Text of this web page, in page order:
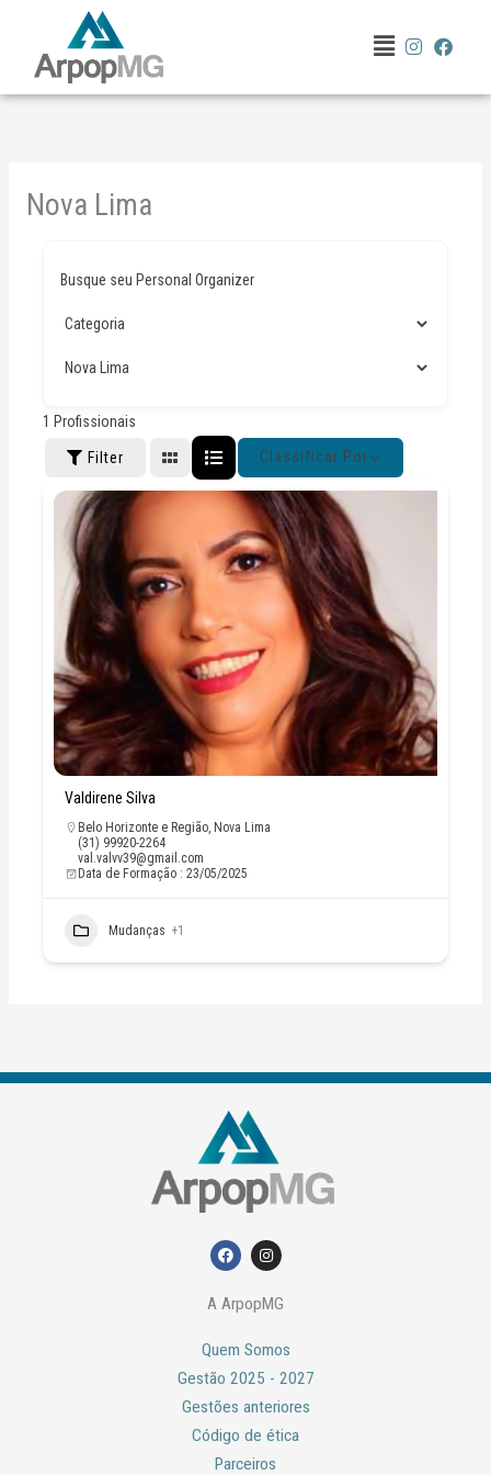
conteúdo
Menu
Nova Lima
Busque seu Personal Organizer
1 Profissionais
Filter Classificar Por
Valdirene Silva
Belo Horizonte e Região, Nova Lima
(31) 99920-2264
val.valvv39@gmail.com
Data de Formação : 23/05/2025
Mudanças +1
F
a
b
k
I
n
a
a
A ArpopMG
Quem Somos
Gestão 2025 - 2027
Gestões anteriores
Código de ética
Parceiros